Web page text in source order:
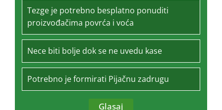
Tezge je potrebno besplatno ponuditi
proizvođačima povrća i voća
Nece biti bolje dok se ne uvedu kase
Potrebno je formirati Pijačnu zadrugu